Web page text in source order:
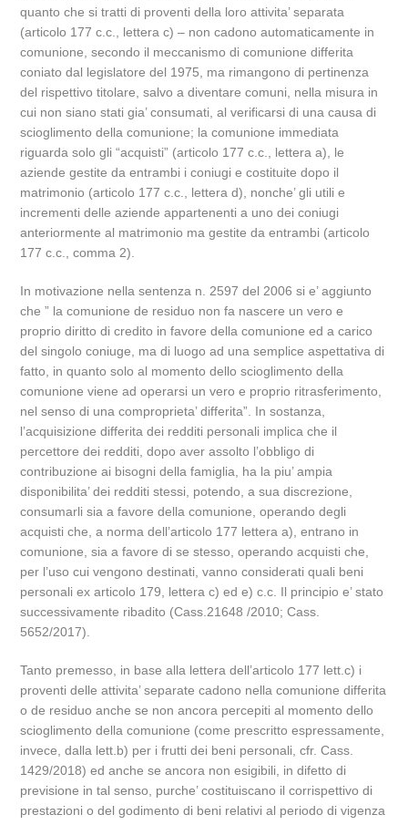
quanto che si tratti di proventi della loro attivita’ separata
(articolo 177 c.c., lettera c) – non cadono automaticamente in
comunione, secondo il meccanismo di comunione differita
coniato dal legislatore del 1975, ma rimangono di pertinenza
del rispettivo titolare, salvo a diventare comuni, nella misura in
cui non siano stati gia’ consumati, al verificarsi di una causa di
scioglimento della comunione; la comunione immediata
riguarda solo gli “acquisti” (articolo 177 c.c., lettera a), le
aziende gestite da entrambi i coniugi e costituite dopo il
matrimonio (articolo 177 c.c., lettera d), nonche’ gli utili e
incrementi delle aziende appartenenti a uno dei coniugi
anteriormente al matrimonio ma gestite da entrambi (articolo
177 c.c., comma 2).
In motivazione nella sentenza n. 2597 del 2006 si e’ aggiunto
che ” la comunione de residuo non fa nascere un vero e
proprio diritto di credito in favore della comunione ed a carico
del singolo coniuge, ma di luogo ad una semplice aspettativa di
fatto, in quanto solo al momento dello scioglimento della
comunione viene ad operarsi un vero e proprio ritrasferimento,
nel senso di una comproprieta’ differita”. In sostanza,
l’acquisizione differita dei redditi personali implica che il
percettore dei redditi, dopo aver assolto l’obbligo di
contribuzione ai bisogni della famiglia, ha la piu’ ampia
disponibilita’ dei redditi stessi, potendo, a sua discrezione,
consumarli sia a favore della comunione, operando degli
acquisti che, a norma dell’articolo 177 lettera a), entrano in
comunione, sia a favore di se stesso, operando acquisti che,
per l’uso cui vengono destinati, vanno considerati quali beni
personali ex articolo 179, lettera c) ed e) c.c. Il principio e’ stato
successivamente ribadito (Cass.21648 /2010; Cass.
5652/2017).
Tanto premesso, in base alla lettera dell’articolo 177 lett.c) i
proventi delle attivita’ separate cadono nella comunione differita
o de residuo anche se non ancora percepiti al momento dello
scioglimento della comunione (come prescritto espressamente,
invece, dalla lett.b) per i frutti dei beni personali, cfr. Cass.
1429/2018) ed anche se ancora non esigibili, in difetto di
previsione in tal senso, purche’ costituiscano il corrispettivo di
prestazioni o del godimento di beni relativi al periodo di vigenza